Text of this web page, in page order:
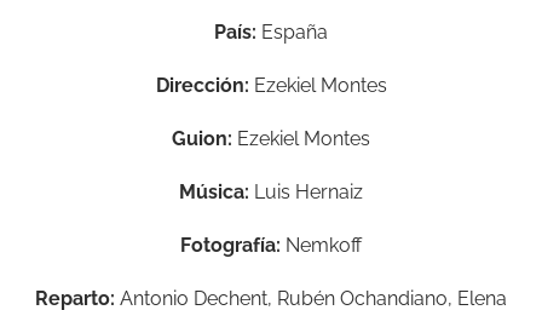
País: España
Dirección: Ezekiel Montes
Guion: Ezekiel Montes
Música: Luis Hernaiz
Fotografía: Nemkoff
Reparto: Antonio Dechent, Rubén Ochandiano, Elena